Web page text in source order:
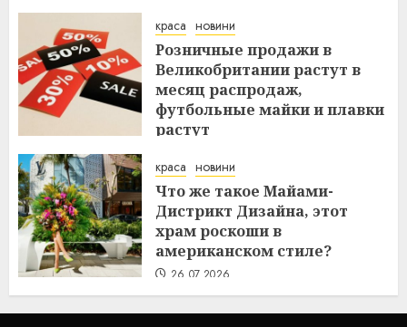
краса новини
Розничные продажи в
Великобритании растут в
месяц распродаж,
футбольные майки и плавки
растут
краса новини
Что же такое Майами-
Дистрикт Дизайна, этот
храм роскоши в
американском стиле?
26.07.2026